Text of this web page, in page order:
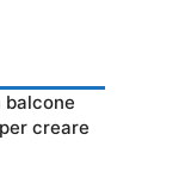
balcone
creare